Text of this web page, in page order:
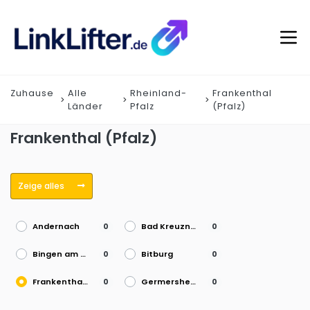
Zuhause
Alle
Länder
Rheinland-
Pfalz
Frankenthal
(Pfalz)
Frankenthal (Pfalz)
Zeige alles
Andernach 0 Bad Kreuznach 0
Bingen am Rhein 0 Bitburg 0
Frankenthal (Pfalz) 0 Germersheim 0